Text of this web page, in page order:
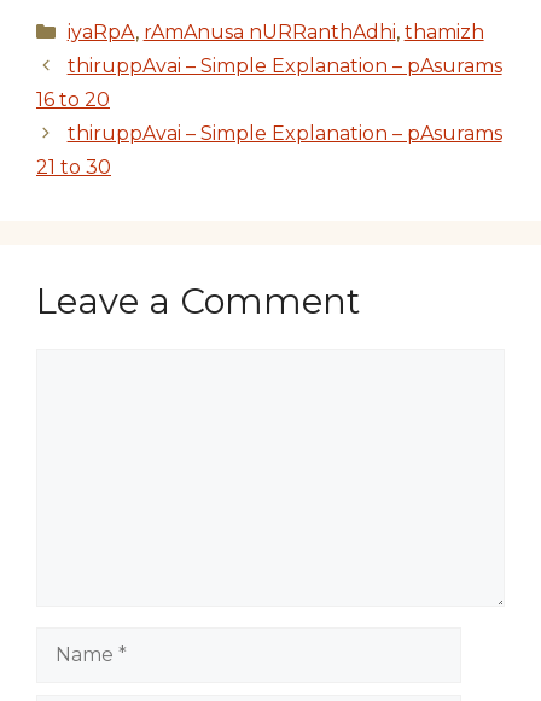
Categories
iyaRpA, rAmAnusa nURRanthAdhi, thamizh
thiruppAvai – Simple Explanation – pAsurams
16 to 20
thiruppAvai – Simple Explanation – pAsurams
21 to 30
Leave a Comment